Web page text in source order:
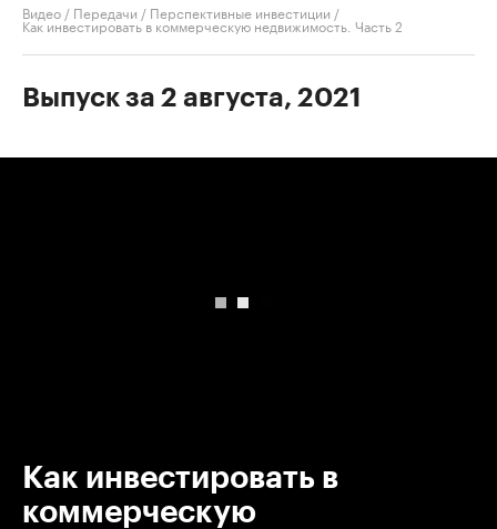
Видео / Передачи / Перспективные инвестиции /
Как инвестировать в коммерческую недвижимость. Часть 2
Выпуск за 2 августа, 2021
Как инвестировать в
коммерческую